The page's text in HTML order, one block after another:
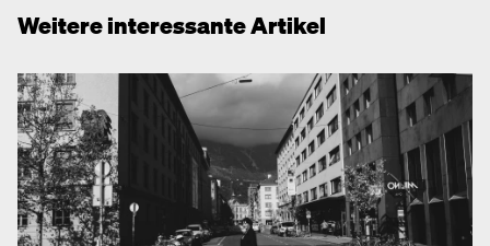
Weitere interessante Artikel